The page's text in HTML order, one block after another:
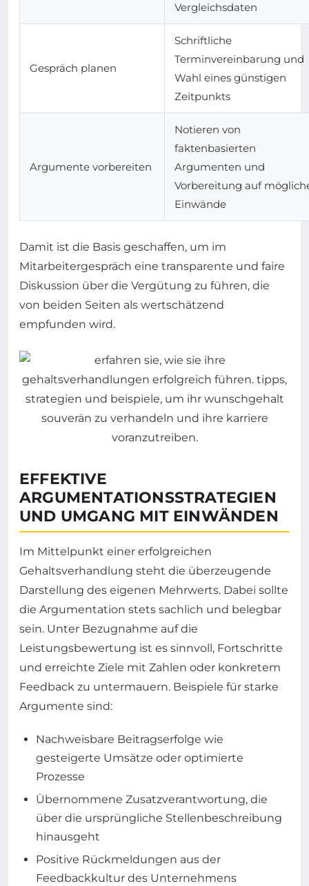
Vergleichsdaten
Gespräch planen
Schriftliche
Terminvereinbarung und
Wahl eines günstigen
Zeitpunkts
Argumente vorbereiten
Notieren von
faktenbasierten
Argumenten und
Vorbereitung auf
Einwände
Damit ist die Basis geschaffen, um im
Mitarbeitergespräch eine transparente und faire
Diskussion über die Vergütung zu führen, die
von beiden Seiten als wertschätzend
empfunden wird.
EFFEKTIVE
ARGUMENTATIONSSTRATEGIEN
UND UMGANG MIT EINWÄNDEN
Im Mittelpunkt einer erfolgreichen
Gehaltsverhandlung steht die überzeugende
Darstellung des eigenen Mehrwerts. Dabei sollte
die Argumentation stets sachlich und belegbar
sein. Unter Bezugnahme auf die
Leistungsbewertung ist es sinnvoll, Fortschritte
und erreichte Ziele mit Zahlen oder konkretem
Feedback zu untermauern. Beispiele für starke
Argumente sind:
Nachweisbare Beitragserfolge wie
gesteigerte Umsätze oder optimierte
Prozesse
Übernommene Zusatzverantwortung, die
über die ursprüngliche Stellenbeschreibung
hinausgeht
Positive Rückmeldungen aus der
Feedbackkultur des Unternehmens